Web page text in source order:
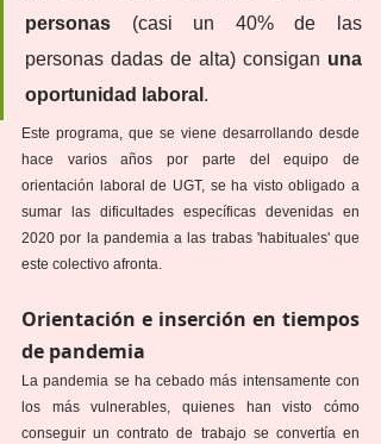
personas (casi un 40% de las
personas dadas de alta) consigan una
oportunidad laboral .
Este programa, que se viene desarrollando desde
hace varios años por parte del equipo de
orientación laboral de UGT, se ha visto obligado a
sumar las dificultades específicas devenidas en
2020 por la pandemia a las trabas 'habituales' que
este colectivo afronta.
Orientación e inserción en tiempos
de pandemia
La pandemia se ha cebado más intensamente con
los más vulnerables, quienes han visto cómo
conseguir un contrato de trabajo se convertía en